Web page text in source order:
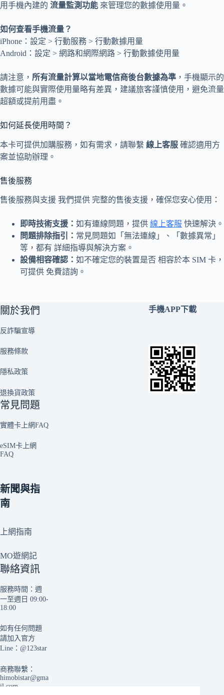
用手機內建的 流量監測功能 來管理您的數據使用量。
如何查看手機流量？
iPhone：設定 > 行動服務 > 行動數據用量
Android：設定 > 網路和網際網路 > 行動數據使用量
請注意， 所有流量計算以當地電信商後台數據為準 ，手機顯示的
數據可能與實際使用量略有差異，建議旅客謹慎使用，避免流量
超額或提前用盡。
如何延長使用時間？
本卡可提供加購服務，如有需求，請聯繫 線上客服 確認適用方
案並協助辦理。
售後服務
售後服務與支援 我們提供 完整的售後支援，確保您安心使用：
即時技術支援： 如有連線問題，提供 線上客服 快速解決。
問題排除指引： 常見問題如「無法連線」、「數據異常」
等，都有 詳細指導與解決方案。
設備相容確認： 如不確定您的裝置是否 相容於本 SIM 卡，
可提供 免費諮詢。
關於我們
反詐騙宣導
服務條款
隱私政策
退換貨政策
常見問題
實體卡上網FAQ
eSIM卡上網
FAQ
新聞與指
南
上網指南
MO遊網記
聯絡資訊
服務時間：週
一至週日 09:00-
18:00
如有任何問題
請加入官方
Line： @123star
商務聯繫：
himobistar@gma
il.com
手機APP下載